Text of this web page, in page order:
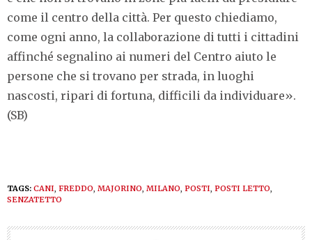
come il centro della città. Per questo chiediamo,
come ogni anno, la collaborazione di tutti i cittadini
affinché segnalino ai numeri del Centro aiuto le
persone che si trovano per strada, in luoghi
nascosti, ripari di fortuna, difficili da individuare».
(SB)
TAGS: CANI, FREDDO, MAJORINO, MILANO, POSTI, POSTI LETTO,
SENZATETTO